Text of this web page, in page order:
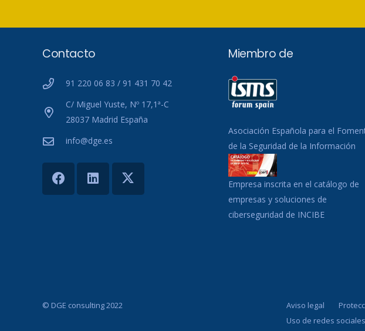
Contacto
91 220 06 83 / 91 431 70 42
C/ Miguel Yuste, Nº 17,1ª-C
28037 Madrid España
info@dge.es
Miembro de
Asociación Española para el
de la Seguridad de la Información
Empresa inscrita en el catálogo de
empresas y soluciones de
ciberseguridad de INCIBE
© DGE consulting 2022 Aviso legal
Uso de redes sociales